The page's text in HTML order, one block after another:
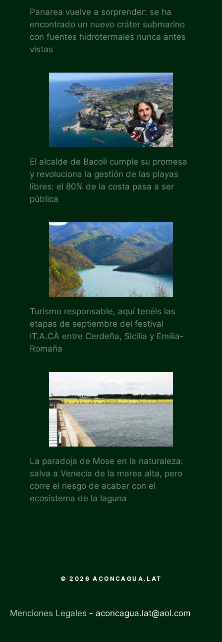
Panarea vuelve a sorprender: se ha
encontrado un nuevo cráter submarino
con fuentes hidrotermales nunca antes
vistas
El alcalde de Bacoli cumple su promesa
y revoluciona la gestión de las playas
libres: el 80% de la costa pasa a ser
pública
Turismo responsable, aquí tenéis las
etapas de septiembre del festival
IT.A.CÀ entre Cerdeña, Sicilia y Emilia-
Romaña
La paradoja de Mose en la naturaleza:
salva a Venecia de la marea alta, pero
corre el riesgo de acabar con el
ecosistema de la laguna
© 2026 ACONCAGUA.LAT
Menciones Legales - aconcagua.lat@aol.com